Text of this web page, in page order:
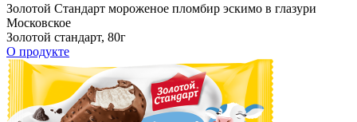
Золотой Стандарт мороженое пломбир эскимо в глазури
Московское
Золотой стандарт, 80г
О продукте